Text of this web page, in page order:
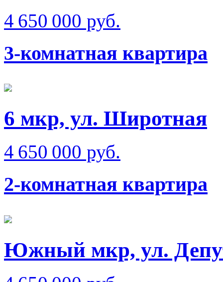
4 650 000 руб.
3-комнатная квартира
6 мкр, ул. Широтная
4 650 000 руб.
2-комнатная квартира
Южный мкр, ул.